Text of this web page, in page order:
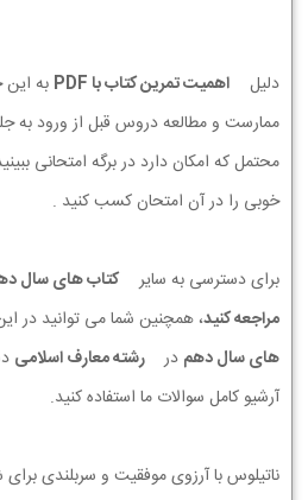
دلیل اهمیت تمرین کتاب با PDF
به این
ممارست و مطالعه دروس قبل از ورود به
محتمل که امکان دارد در برگه امتحانی
خوبی را در آن امتحان کسب کنید .
برای دسترسی به سایر
کتاب های سال
مراجعه کنید، همچنین شما می توانید در
های سال دهم در رشته معارف اسلامی
آرشیو کامل سوالات ما استفاده کنید.
ناتیلوس با آرزوی موفقیت و سربلندی